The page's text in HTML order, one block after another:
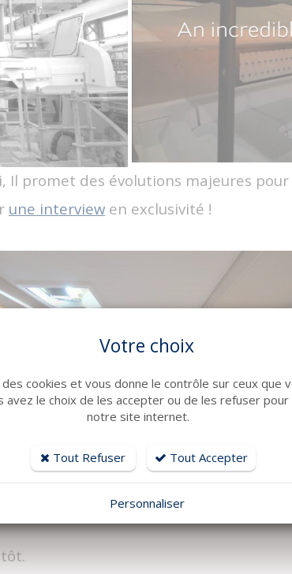
Il promet des évolutions majeures
une interview en exclusivité !
Votre choix
cookies et vous donne le contrôle sur ceux que
avez le choix de les accepter ou de les refuser
notre site internet.
Tout Refuser Tout Accepter
Personnaliser